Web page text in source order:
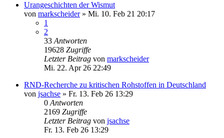
Urangeschichten der Wismut
von markscheider» Mi. 10. Feb 21 20:17
1
2
33 Antworten
19628 Zugriffe
Letzter Beitrag von markscheider
Mi. 22. Apr 26 22:49
RND-Recherche zu kritischen Rohstoffen in Deutschland
von jsachse » Fr. 13. Feb 26 13:29
0 Antworten
2169 Zugriffe
Letzter Beitrag von jsachse
Fr. 13. Feb 26 13:29